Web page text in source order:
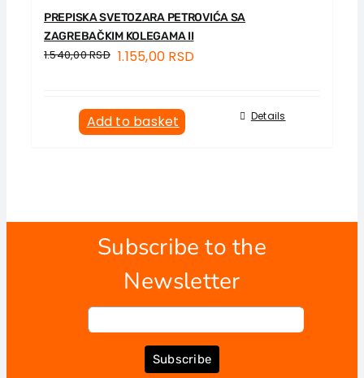
PREPISKA SVETOZARA PETROVIĆA SA
ZAGREBAČKIM KOLEGAMA II
1.540,00RSD 1.155,00 RSD
Add to basket Details
Subscribe to the
Newsletter
Subscribe